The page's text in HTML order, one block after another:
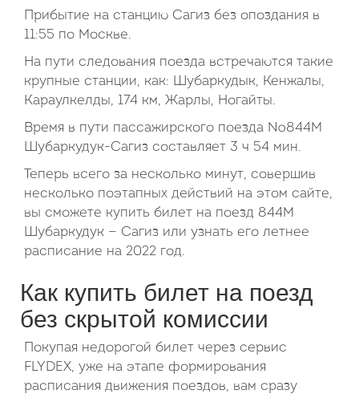
Прибытие на станцию Сагиз без опоздания в
11:55 по Москве.
На пути следования поезда встречаются такие
крупные станции, как: Шубаркудык, Кенжалы,
Караулкелды, 174 км, Жарлы, Ногайты.
Время в пути пассажирского поезда №844М
Шубаркудук-Сагиз составляет 3 ч 54 мин.
Теперь всего за несколько минут, совершив
несколько поэтапных действий на этом сайте,
вы сможете купить билет на поезд 844М
Шубаркудук — Сагиз или узнать его летнее
расписание на 2022 год.
Как купить билет на поезд
без скрытой комиссии
Покупая недорогой билет через сервис
FLYDEX, уже на этапе формирования
расписания движения поездов, вам сразу